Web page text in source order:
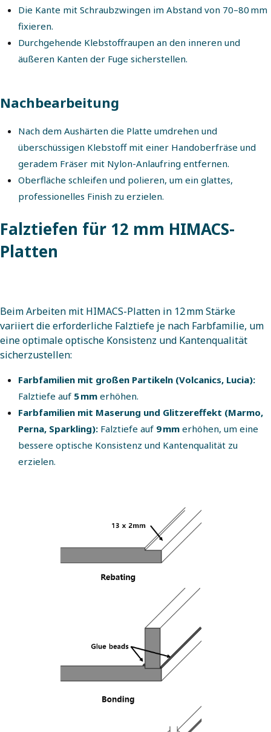
Die Kante mit Schraubzwingen im Abstand von 70–80 mm
fixieren.
Durchgehende Klebstoffraupen an den inneren und
äußeren Kanten der Fuge sicherstellen.
Nachbearbeitung
Nach dem Aushärten die Platte umdrehen und
überschüssigen Klebstoff mit einer Handoberfräse und
geradem Fräser mit Nylon-Anlaufring entfernen.
Oberfläche schleifen und polieren, um ein glattes,
professionelles Finish zu erzielen.
Falztiefen für 12 mm HIMACS-
Platten
Beim Arbeiten mit HIMACS-Platten in 12 mm Stärke
variiert die erforderliche Falztiefe je nach Farbfamilie, um
eine optimale optische Konsistenz und Kantenqualität
sicherzustellen:
Farbfamilien mit großen Partikeln (Volcanics, Lucia):
Falztiefe auf 5 mm erhöhen.
Farbfamilien mit Maserung und Glitzereffekt (Marmo,
Perna, Sparkling): Falztiefe auf 9 mm erhöhen, um eine
bessere optische Konsistenz und Kantenqualität zu
erzielen.